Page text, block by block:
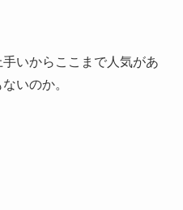
いからここまで人気があ
いのか。